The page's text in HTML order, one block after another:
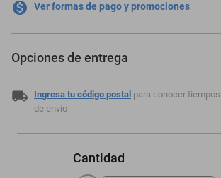
Ver formas de pago y promociones
Opciones de entrega
Ingresa tu código postal para conocer
de envío
Cantidad